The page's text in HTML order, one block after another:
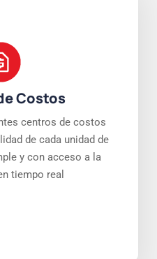
Costos
centros de costos
de cada unidad de
y con acceso a la
tiempo real